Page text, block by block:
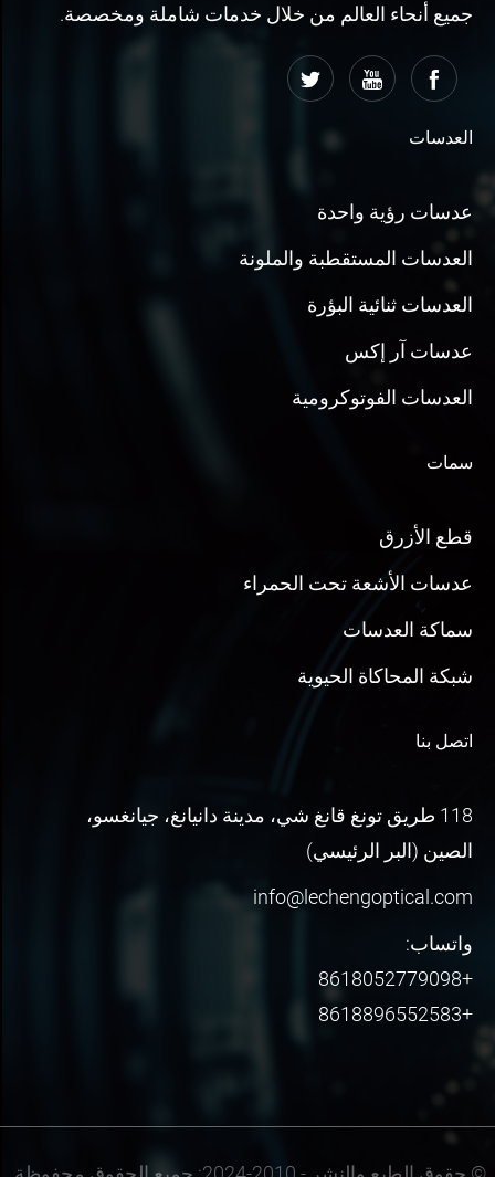
جميع أنحاء العالم من خلال خدمات شاملة ومخصصة.
العدسات
عدسات رؤية واحدة
العدسات المستقطبة والملونة
العدسات ثنائية البؤرة
عدسات آر إكس
العدسات الفوتوكرومية
سمات
قطع الأزرق
عدسات الأشعة تحت الحمراء
سماكة العدسات
شبكة المحاكاة الحيوية
اتصل بنا
118 طريق تونغ قانغ شي، مدينة دانيانغ، جيانغسو،
الصين (البر الرئيسي)
info@lechengoptical.com
واتساب:
+8618052779098
+8618896552583